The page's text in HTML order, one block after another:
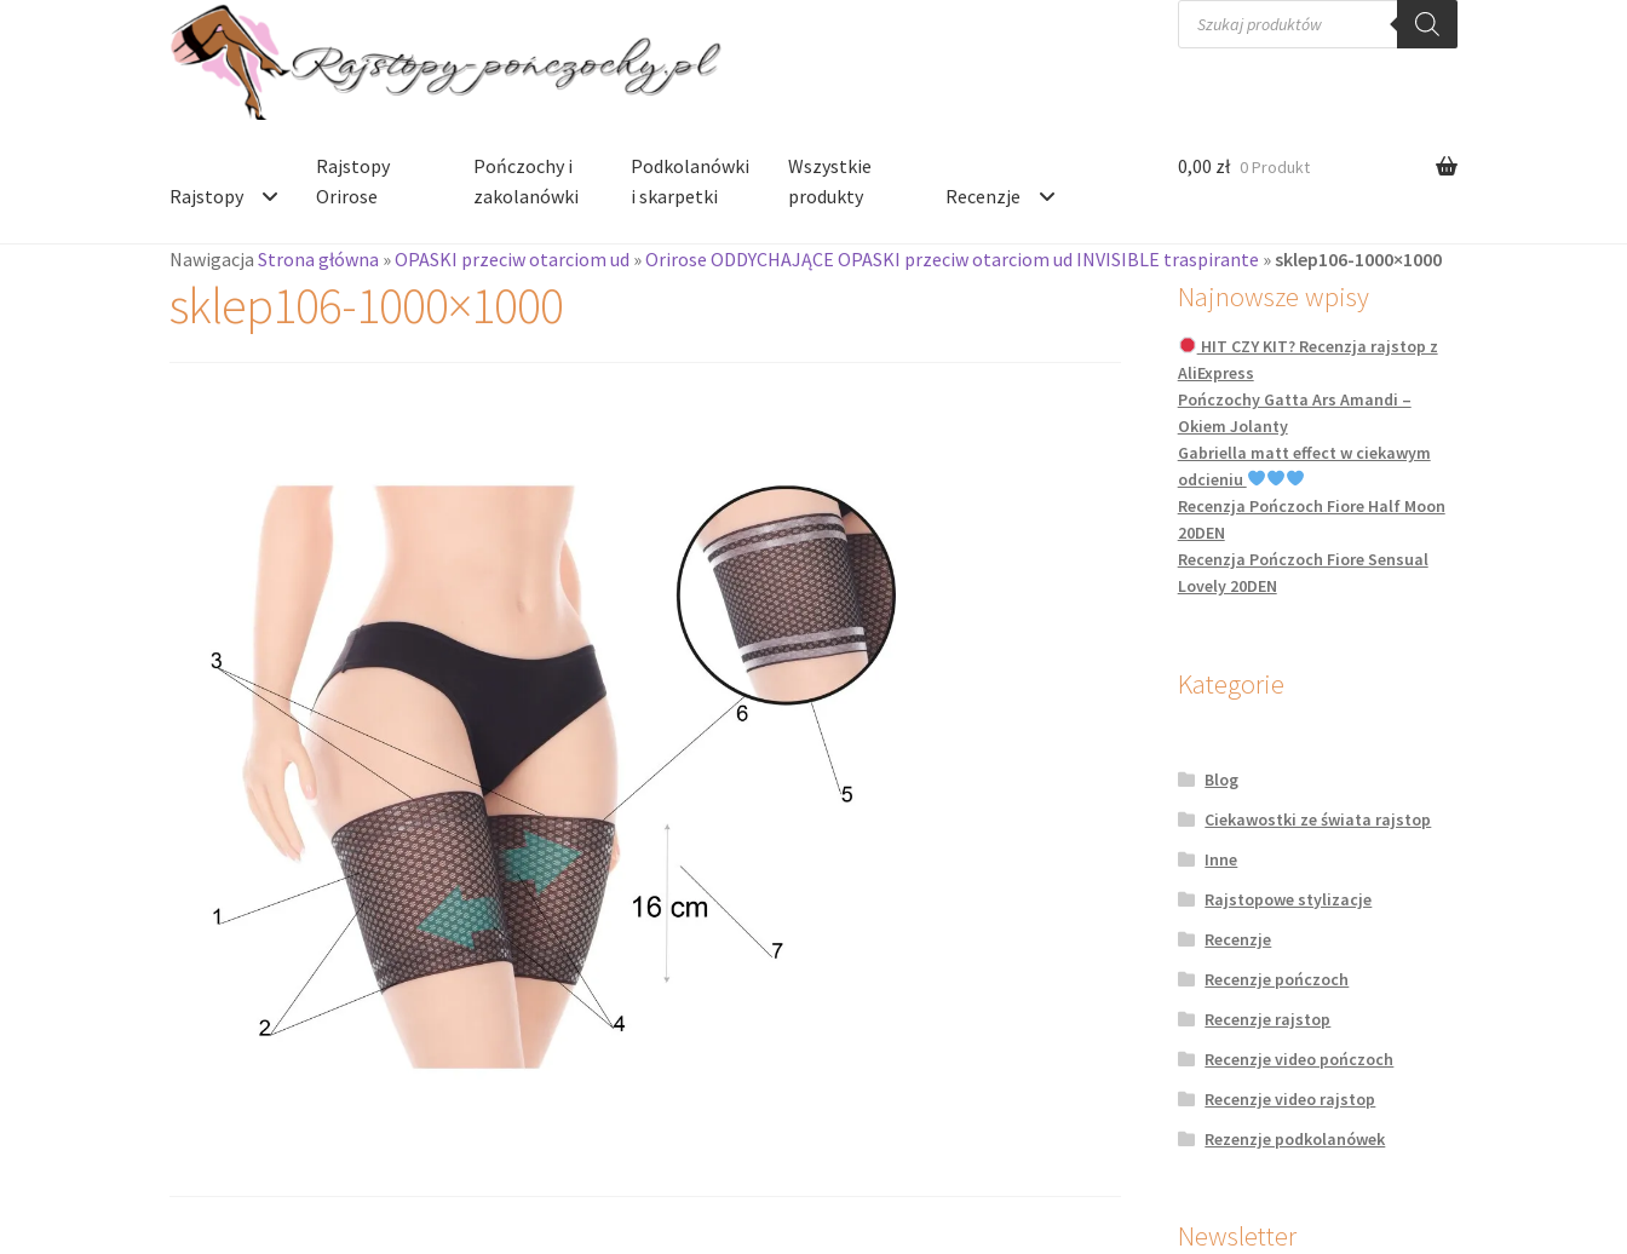
Przejdź
do
nawigacji
Przejdź
do
treści
Wyszukiwarka
produktów
Rajstopy
Rajstopy
Orirose
Pończochy i
zakolanówki
Podkolanówki
i skarpetki
Wszystkie
produkty
Recenzje
0,00 zł 0 Produkt
NawigacjaStrona główna »OPASKI przeciw otarciom ud »Orirose ODDYCHAJĄCE OPASKI przeciw otarciom ud INVISIBLE traspirante »sklep106-1000×1000
sklep106-1000×1000 Najnowsze wpisy
HIT CZY KIT? Recenzja rajstop z
AliExpress
Pończochy Gatta Ars Amandi –
Okiem Jolanty
Gabriella matt effect w ciekawym
odcieniu
Recenzja Pończoch Fiore Half Moon
20DEN
Recenzja Pończoch Fiore Sensual
Lovely 20DEN
Kategorie
Blog
Ciekawostki ze świata rajstop
Inne
Rajstopowe stylizacje
Recenzje
Recenzje pończoch
Recenzje rajstop
Recenzje video pończoch
Recenzje video rajstop
Rezenzje podkolanówek
Newsletter